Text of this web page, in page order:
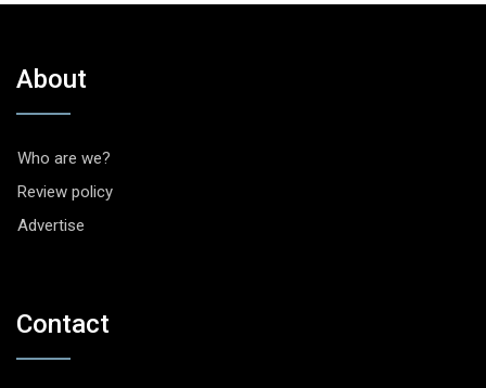
About
Who are we?
Review policy
Advertise
Contact